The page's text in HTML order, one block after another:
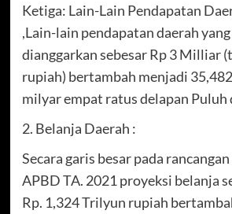
Ketiga: Lain-Lain Pendapatan
,Lain-lain pendapatan daerah
dianggarkan sebesar Rp 3 Milliar
rupiah) bertambah menjadi
milyar empat ratus delapan Puluh
2. Belanja Daerah :
Secara garis besar pada
APBD TA. 2021 proyeksi belanja
Rp. 1,324 Trilyun rupiah